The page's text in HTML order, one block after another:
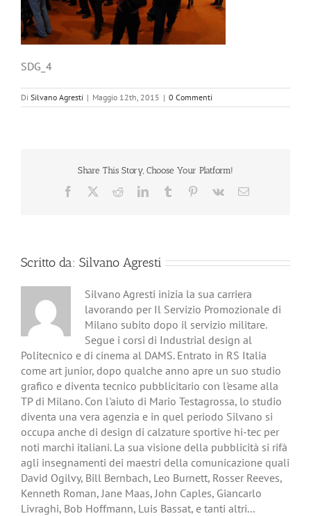
SDG_4
Di Silvano Agresti | Maggio 12th, 2015 | 0 Commenti
Share This Story, Choose Your Platform!
Facebook RedditLinkedInTumblr Pinterest
Vk Email
Scritto da: Silvano Agresti
Silvano Agresti inizia la sua carriera
lavorando per Il Servizio Promozionale di
Milano subito dopo il servizio militare.
Segue i corsi di Industrial design al
Politecnico e di cinema al DAMS. Entrato in RS Italia
come art junior, dopo qualche anno apre un suo studio
grafico e diventa tecnico pubblicitario con l'esame alla
TP di Milano. Con l'aiuto di Mario Testagrossa, lo studio
diventa una vera agenzia e in quel periodo Silvano si
occupa anche di design di calzature sportive hi-tec per
noti marchi italiani. La sua visione della pubblicità si rifà
agli insegnamenti dei maestri della comunicazione quali
David Ogilvy, Bill Bernbach, Leo Burnett, Rosser Reeves,
Kenneth Roman, Jane Maas, John Caples, Giancarlo
Livraghi, Bob Hoffmann, Luis Bassat, e tanti altri...